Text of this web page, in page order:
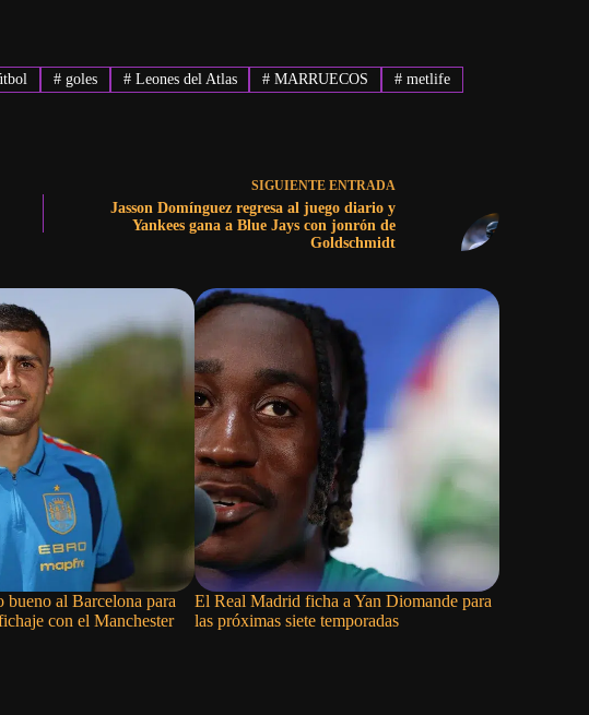
#goles #Leones del Atlas # MARRUECOS # metlife
SIGUIENTE ENTRADA
Jasson Domínguez regresa al juego diario y
Yankees gana a Blue Jays con jonrón de
Goldschmidt
bueno al Barcelona para
con el Manchester
El Real Madrid ficha a Yan Diomande para
las próximas siete temporadas